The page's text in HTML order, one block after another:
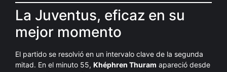
La Juventus, eficaz en su
mejor momento
El partido se resolvió en un intervalo clave de la segunda
mitad. En el minuto 55, Khéphren Thuram apareció desde